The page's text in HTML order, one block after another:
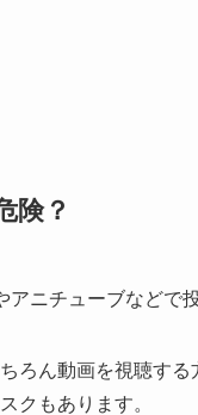
険？
ニチューブなどで
ろん動画を視聴する
クもあります。